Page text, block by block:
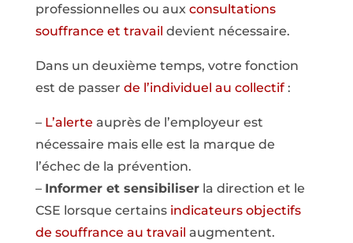
professionnelles ou aux consultations
souffrance et travail devient nécessaire.
Dans un deuxième temps, votre fonction
est de passer de l’individuel au collectif:
– L’alerte auprès de l’employeur est
nécessaire mais elle est la marque de
l’échec de la prévention.
– Informer et sensibiliserla direction et le
CSE lorsque certains indicateurs objectifs
de souffrance au travail augmentent.